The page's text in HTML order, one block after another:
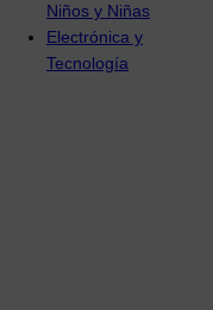
Niños y Niñas
Electrónica y
Tecnología